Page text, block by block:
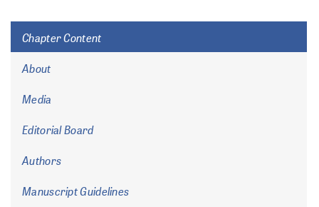
Chapter Content
About
Media
Editorial Board
Authors
Manuscript Guidelines